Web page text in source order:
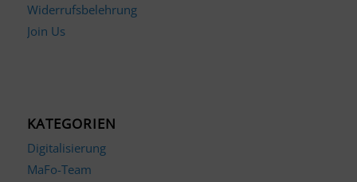
Widerrufsbelehrung
Join Us
KATEGORIEN
Digitalisierung
MaFo-Team